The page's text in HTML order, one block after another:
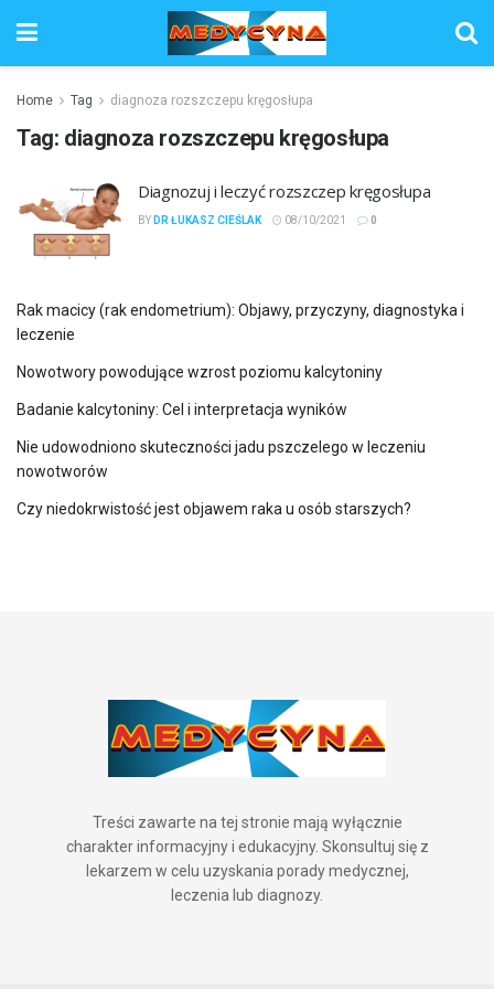
Home Tag diagnoza rozszczepu kręgosłupa
Tag: diagnoza rozszczepu kręgosłupa
Diagnozuj i leczyć rozszczep kręgosłupa
BY DR ŁUKASZ CIEŚLAK 08/10/2021 0
Rak macicy (rak endometrium): Objawy, przyczyny, diagnostyka i
leczenie
Nowotwory powodujące wzrost poziomu kalcytoniny
Badanie kalcytoniny: Cel i interpretacja wyników
Nie udowodniono skuteczności jadu pszczelego w leczeniu
nowotworów
Czy niedokrwistość jest objawem raka u osób starszych?
Treści zawarte na tej stronie mają wyłącznie
charakter informacyjny i edukacyjny. Skonsultuj się z
lekarzem w celu uzyskania porady medycznej,
leczenia lub diagnozy.